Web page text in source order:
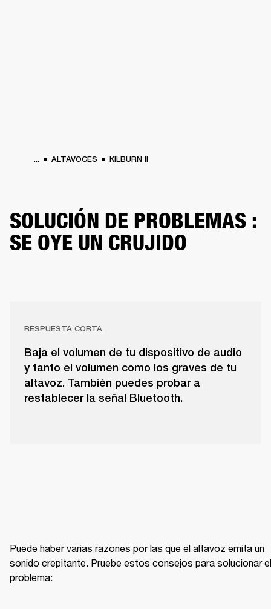
... ALTAVOCES KILBURN II
SOLUCIÓN DE PROBLEMAS :
SE OYE UN CRUJIDO
RESPUESTA CORTA
Baja el volumen de tu dispositivo de audio
y tanto el volumen como los graves de tu
altavoz. También puedes probar a
restablecer la señal Bluetooth.
Puede haber varias razones por las que el altavoz emita un
sonido crepitante. Pruebe estos consejos para solucionar el
problema: